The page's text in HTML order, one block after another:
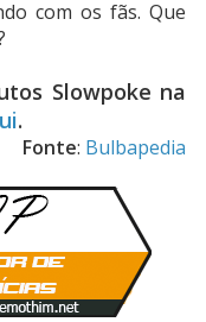
com os fãs. Que
Slowpoke na
.
Fonte: Bulbapedia